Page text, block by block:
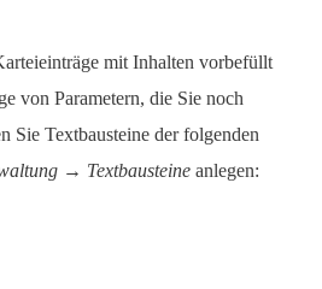
mit Inhalten vorbefüllt
von Parametern, die Sie noch
Sie Textbausteine der folgenden
→ Textbausteine anlegen: